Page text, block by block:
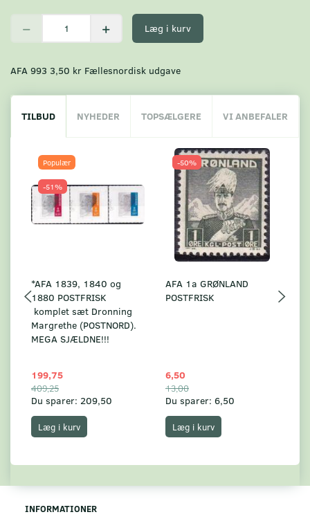
Læg i kurv
AFA 993 3,50 kr Fællesnordisk udgave
TILBUD NYHEDER TOPSÆLGERE VI ANBEFALER
Populær
-51%
*AFA 1839, 1840 og
1880 POSTFRISK
komplet sæt Dronning
Margrethe (POSTNORD).
MEGA SJÆLDNE!!!
199,75
409,25
Du sparer: 209,50
Læg i kurv
-50%
AFA 1a GRØNLAND
POSTFRISK
6,50
13,00
Du sparer: 6,50
Læg i kurv
INFORMATIONER